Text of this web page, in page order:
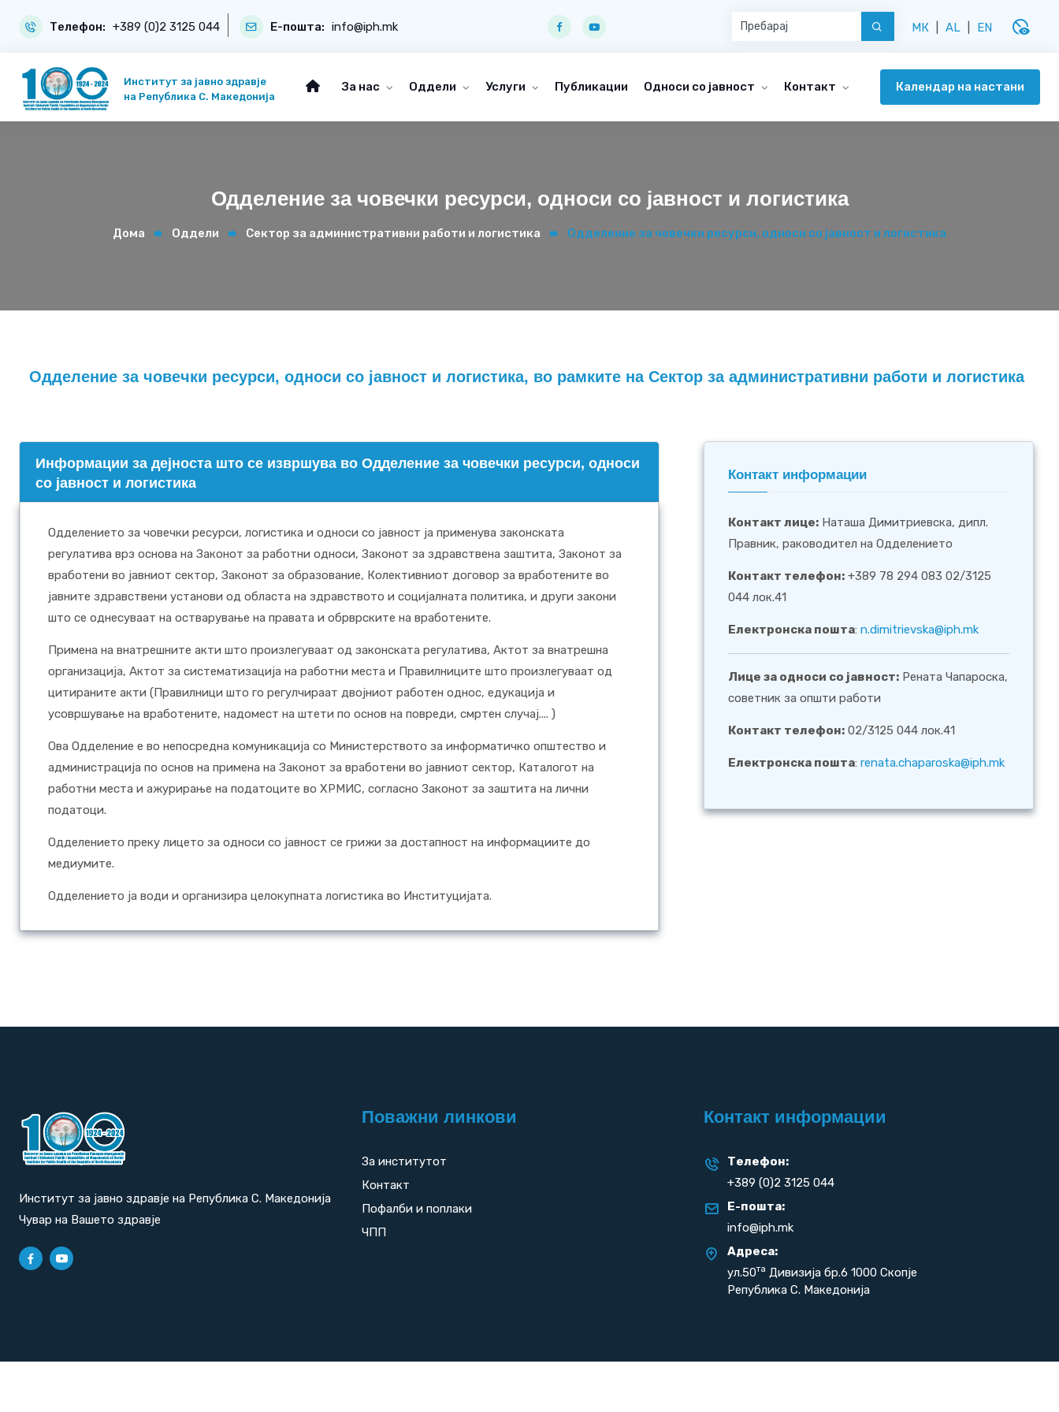
Телефон: +389 (0)2 3125 044 Е-пошта: info@iph.mk МК AL EN disabled_visible
Институт за јавно здравје
на Република С. Македонија
За нас Оддели Услуги Публикации Односи со јавност Контакт Календар на настани
Одделение за човечки ресурси, односи со јавност и логистика
Дома Оддели Сектор за административни работи и логистика Одделение за човечки ресурси, односи со јавност и логистика
Одделение за човечки ресурси, односи со јавност и логистика, во рамките на Сектор за административни работи и логистика
Информации за дејноста што се извршува во Одделение за човечки ресурси, односи
со јавност и логистика
Одделението за човечки ресурси, логистика и односи со јавност ја применува законската
регулатива врз основа на Законот за работни односи, Законот за здравствена заштита, Законот за
вработени во јавниот сектор, Законот за образование, Колективниот договор за вработените во
јавните здравствени установи од областа на здравството и социјалната политика, и други закони
што се однесуваат на остварување на правата и обрврските на вработените.
Примена на внатрешните акти што произлегуваат од законската регулатива, Актот за внатрешна
организација, Актот за систематизација на работни места и Правилниците што произлегуваат од
цитираните акти (Правилници што го регулчираат двојниот работен однос, едукација и
усовршување на вработените, надомест на штети по основ на повреди, смртен случај.... )
Ова Одделение е во непосредна комуникација со Министерството за информатичко општество и
администрација по основ на примена на Законот за вработени во јавниот сектор, Каталогот на
работни места и ажурирање на податоците во ХРМИС, согласно Законот за заштита на лични
податоци.
Одделението преку лицето за односи со јавност се грижи за достапност на информациите до
медиумите.
Одделението ја води и организира целокупната логистика во Институцијата.
Контакт информации
Контакт лице: Наташа Димитриевска, дипл.
Правник, раководител на Одделението
Контакт телефон: +389 78 294 083 02/3125
044 лок.41
Електронска пошта:n.dimitrievska@iph.mk
Лице за односи со јавност: Рената Чапароска,
советник за општи работи
Контакт телефон: 02/3125 044 лок.41
Електронска пошта:renata.chaparoska@iph.mk
Институт за јавно здравје на Република С. Македонија
Чувар на Вашето здравје
Поважни линкови
За институтот
Контакт
Пофалби и поплаки
ЧПП
Контакт информации
Телефон:
+389 (0)2 3125 044
Е-пошта:
info@iph.mk
Адреса:
ул.50та Дивизија бр.6 1000 Скопје
Република С. Македонија